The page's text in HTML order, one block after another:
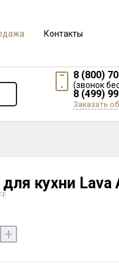
Контакты
8 (800)
(звонок
8 (499)
Заказать
кухни Lava
+